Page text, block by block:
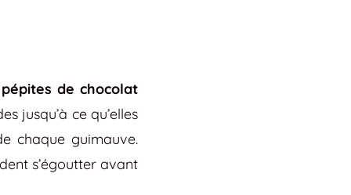
pépites de chocolat
jusqu’à ce qu’elles
chaque guimauve.
s’égoutter avant